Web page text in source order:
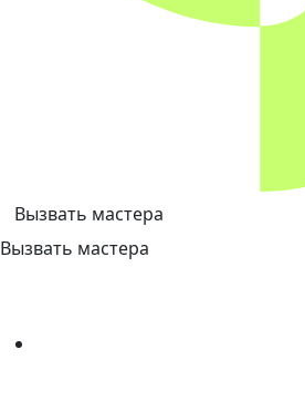
Вызвать мастера
Вызвать мастера